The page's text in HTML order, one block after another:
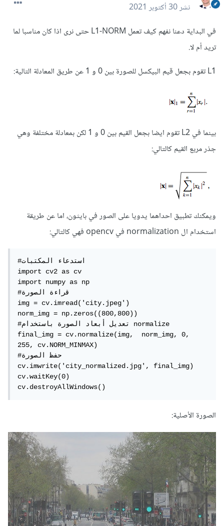
نشر30 أكتوبر 2021
في البداية دعنا نفهم كيف تعمل L1-NORM حتى نرى اذا كان مناسبا لما
تريد أم لا.
L1 تقوم بجعل قيم البيكسل للصورة بين 0 و 1 عن طريق المعادلة التالية:
بينما في L2 تقوم ايضا بجعل القيم بين 0 و 1 لكن بمعادلة مختلفة وهي
جذر مربع القيم كالتالي:
ويمكنك تطبيق احداهما يدويا على الصور في بايثون، اما عن طريقة
استخدام ال normalization في opencv فهي كالتالي:
#استدعاء المكتبات
import cv2 as cv
import numpy as np
#قراءة الصورة
img = cv.imread('city.jpeg')
norm_img = np.zeros((800,800))
#تعديل أبعاد الصورة باستخدام normalize
final_img = cv.normalize(img,  norm_img, 0,
255, cv.NORM_MINMAX)
#حفظ الصورة
cv.imwrite('city_normalized.jpg', final_img)
cv.waitKey(0)
cv.destroyAllWindows()
الصورة الأصلية: